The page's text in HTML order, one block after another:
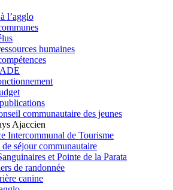
l’agglo
humaines
communautaire des jeunes
Ajaccien
Intercommunal de Tourisme
de séjour communautaire
et Pointe de la Parata
de randonnée
canine